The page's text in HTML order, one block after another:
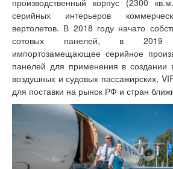
серийных интерьеров
вертолетов. В 2018 году начато
сотовых панелей, в 2019
импортозамещающее серийное
панелей для применения в создании
воздушных и судовых пассажирских,
для поставки на рынок РФ и стран